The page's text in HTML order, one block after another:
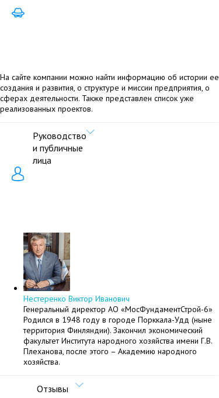
На сайте компании можно найти информацию об истории ее
создания и развития, о структуре и миссии предприятия, о
сферах деятельности. Также представлен список уже
реализованных проектов.
Руководство
и публичные
лица
Нестеренко Виктор Иванович
Генеральный директор АО «МосФундаментСтрой-6»
Родился в 1948 году в городе Порккала-Удд (ныне
территория Финляндии). Закончил экономический
факультет Института народного хозяйства имени Г.В.
Плеханова, после этого – Академию народного
хозяйства.
Отзывы